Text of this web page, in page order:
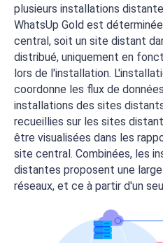
plusieurs installations
WhatsUp Gold est
central, soit un site distant
distribué, uniquement en
lors de l'installation.
coordonne les flux de
installations des sites
recueillies sur les sites
être visualisées dans les
site central. Combinées, les
distantes proposent une
réseaux, et ce à partir d'un